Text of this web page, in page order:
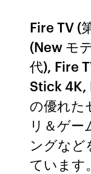
Fire TV (
(New モ
代), Fire
Stick 4K,
の優れた
リ＆ゲ
ングなど
ています。